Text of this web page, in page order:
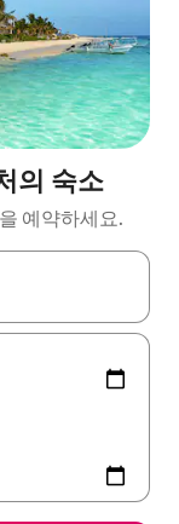
의 숙소
예약하세요.
나 터치 또는 스와이